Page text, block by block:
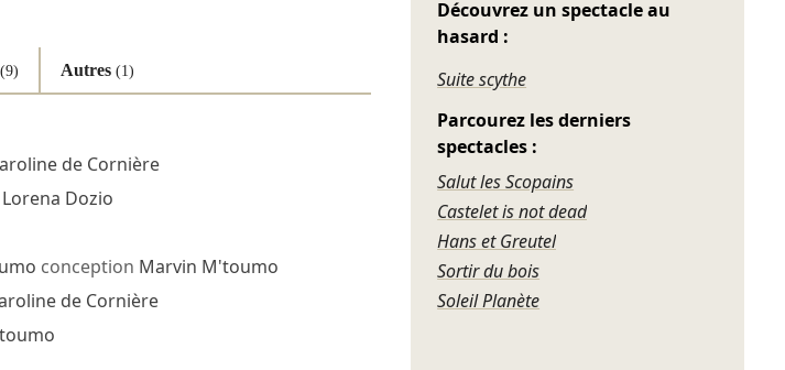
(9) Autres (1)
de Cornière
Lorena Dozio
conception Marvin M'toumo
de Cornière
Découvrez un spectacle au
hasard :
Suite scythe
Parcourez les derniers
spectacles :
Salut les Scopains
Castelet is not dead
Hans et Greutel
Sortir du bois
Soleil Planète